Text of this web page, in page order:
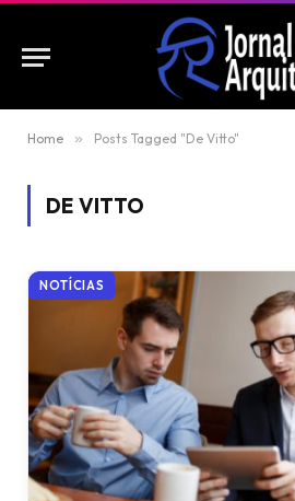
Home » Posts Tagged "De Vitto"
DE VITTO
NOTÍCIAS